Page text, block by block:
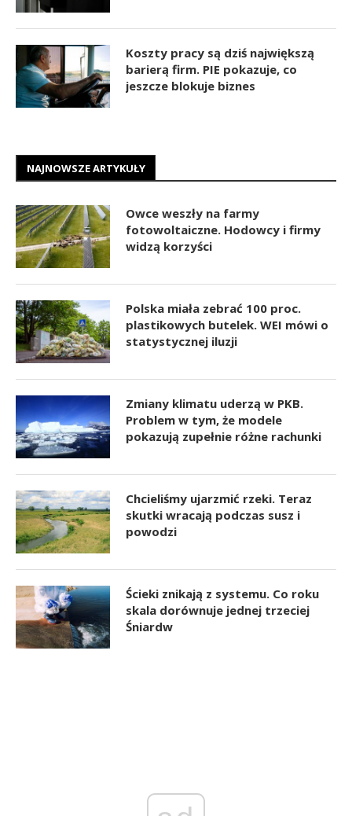
Koszty pracy są dziś największą
barierą firm. PIE pokazuje, co
jeszcze blokuje biznes
NAJNOWSZE ARTYKUŁY
Owce weszły na farmy
fotowoltaiczne. Hodowcy i firmy
widzą korzyści
Polska miała zebrać 100 proc.
plastikowych butelek. WEI mówi o
statystycznej iluzji
Zmiany klimatu uderzą w PKB.
Problem w tym, że modele
pokazują zupełnie różne rachunki
Chcieliśmy ujarzmić rzeki. Teraz
skutki wracają podczas susz i
powodzi
Ścieki znikają z systemu. Co roku
skala dorównuje jednej trzeciej
Śniardw